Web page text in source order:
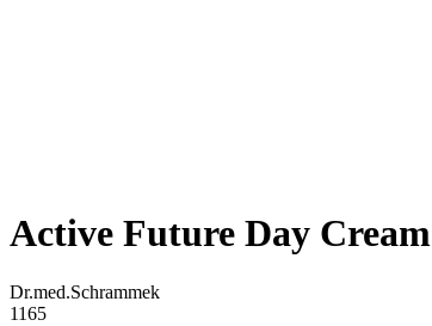
Active Future Day Cream
Dr.med.Schrammek
1165